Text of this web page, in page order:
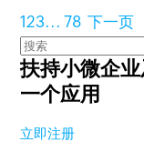
123... 78 下一页
扶持小微企
一个应用
立即注册